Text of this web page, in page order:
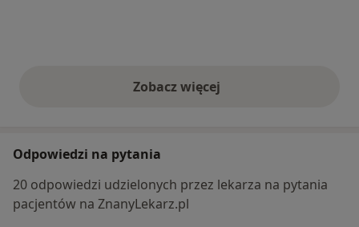
Zobacz więcejopinie powyżej
Odpowiedzi na pytania
20 odpowiedzi udzielonych przez lekarza na pytania
pacjentów na ZnanyLekarz.pl